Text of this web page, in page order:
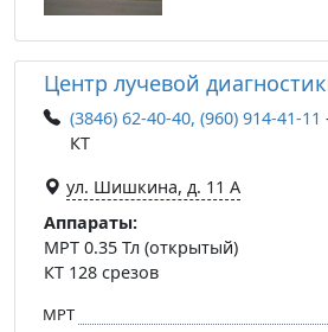
Центр лучевой
(3846) 62-40-40, (960) 914-41-11
КТ
ул. Шишкина, д. 11 А
Аппараты:
МРТ 0.35 Тл (открытый)
КТ 128 срезов
МРТ